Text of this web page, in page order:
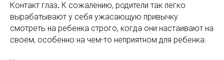
Контакт глаз. К сожалению, родители так легко
вырабатывают у себя ужасающую привычку
смотреть на ребенка строго, когда они настаивают на
своем, особенно на чем-то неприятном для ребенка.